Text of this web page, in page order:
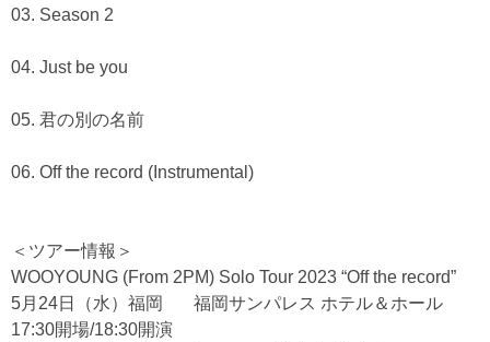
03. Season 2
04. Just be you
05. 君の別の名前
06. Off the record (Instrumental)
＜ツアー情報＞
WOOYOUNG (From 2PM) Solo Tour 2023 “Off the record”
5月24日（水）福岡 福岡サンパレス ホテル＆ホール
17:30開場/18:30開演